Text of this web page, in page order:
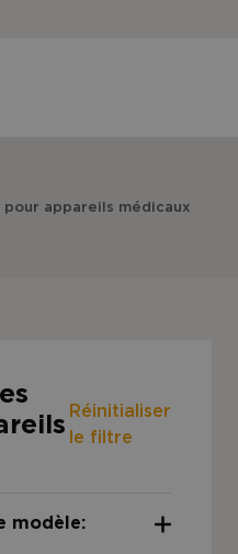
pour appareils médicaux
Réinitialiser
le filtre
modèle: